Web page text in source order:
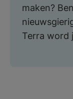
maken?
Terra word